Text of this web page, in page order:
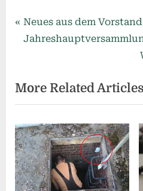
P
r
i
o
u
s
P
o
s
Neues aus dem
x
More Related Articles